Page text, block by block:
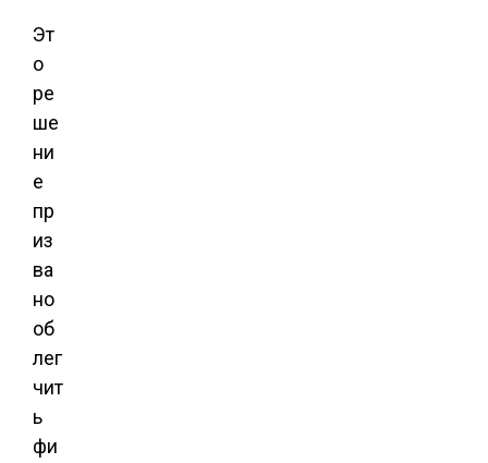
Эт
о
ре
ше
ни
е
пр
из
ва
но
об
лег
чит
ь
фи